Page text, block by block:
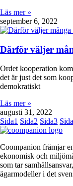
Läs mer »
september 6, 2022
Därför väljer
Ordet kooperation
det är just det som
demokratiskt
Läs mer »
augusti 31, 2022
Sida1 Sida2 Sida3 Sida
Coompanion främjar
ekonomisk och
som tar
ägarmodeller i det